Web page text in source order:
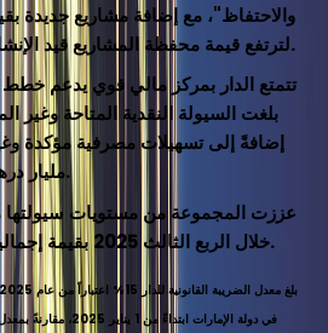
لترتفع قيمة محفظة المشاريع قيد الإنشاء إلى 17.6 مليار درهم.
تتمتع الدار بمركز مالي قوي يدعم
مليار درهم بنهاية سبتمبر 2025.
عززت المجموعة من مستويات سيولتها
خلال الربع الثالث 2025 بقيمة إجمالية بلغت 1.8 مليار درهم.